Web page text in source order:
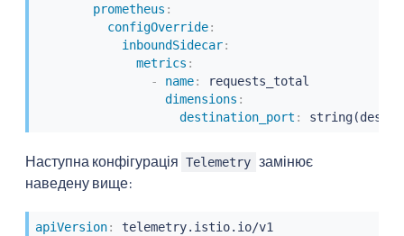
prometheus :
configOverride:
inboundSidecar:
metrics :
-
name:
requests_total
dimensions :
destination_port :
Наступна конфігурація Telemetry замінює
наведену вище:
apiVersion: